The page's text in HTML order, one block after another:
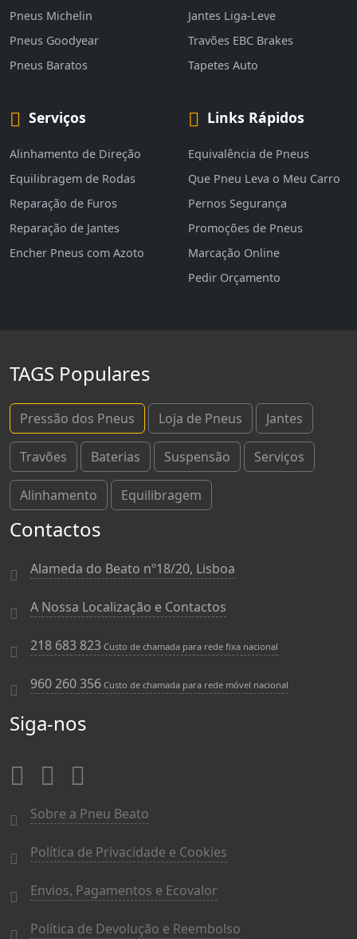
Pneus Michelin
Pneus Goodyear
Pneus Baratos
Jantes Liga-Leve
Travões EBC Brakes
Tapetes Auto
Serviços
Alinhamento de Direção
Equilibragem de Rodas
Reparação de Furos
Reparação de Jantes
Encher Pneus com Azoto
Links Rápidos
Equivalência de Pneus
Que Pneu Leva o Meu Carro
Pernos Segurança
Promoções de Pneus
Marcação Online
Pedir Orçamento
TAGS Populares
Pressão dos Pneus Loja de Pneus Jantes
Travões Baterias Suspensão Serviços
Alinhamento Equilibragem
Contactos
Alameda do Beato nº18/20, Lisboa
A Nossa Localização e Contactos
218 683 823 Custo de chamada para rede fixa nacional
960 260 356 Custo de chamada para rede móvel nacional
Siga-nos
Sobre a Pneu Beato
Política de Privacidade e Cookies
Envios, Pagamentos e Ecovalor
Política de Devolução e Reembolso